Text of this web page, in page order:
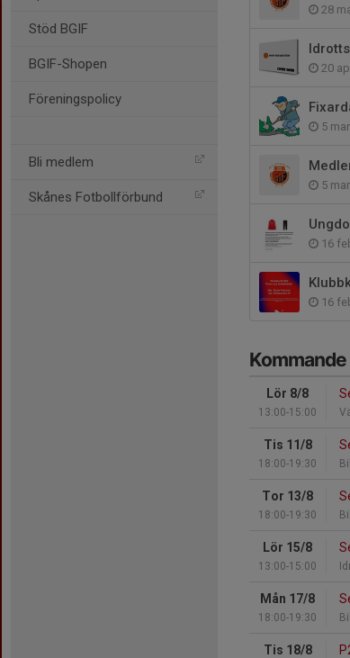
Stöd BGIF
BGIF-Shopen
Föreningspolicy
Bli medlem
Skånes Fotbollförbund
28
20
5
5
16
16
Lör 8/8
13:00-15:00
Tis 11/8
18:00-19:30
Tor 13/8
18:00-19:30
Lör 15/8
13:00-15:00
Mån 17/8
18:00-19:30
Tis 18/8